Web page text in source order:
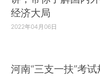
经济大局
2022年04月06日
河南“三支一扶”考